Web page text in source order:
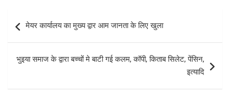
o
o
k
d
o
n
navigation
मेयर कार्यालय का मुख्य द्वार आम जानता के लिए खुला
भुइया समाज के द्वारा बच्चों मे बाटी गई कलम, कॉपी, किताब सिलेट, पेंसिन,
इत्यादि